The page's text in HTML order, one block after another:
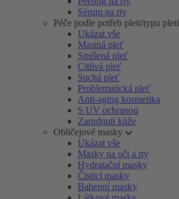
Sérum na rty
Péče podle potřeb pleti/typu pleti
Ukázat vše
Mastná pleť
Smíšená pleť
Citlivá pleť
Suchá pleť
Problematická pleť
Anti-aging kosmetika
S UV ochranou
Zarudnutí kůže
Obličejové masky
Ukázat vše
Masky na oči a rty
Hydratační masky
Čisticí masky
Bahenní masky